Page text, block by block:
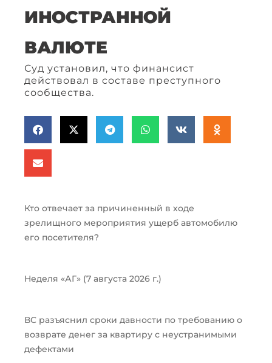
ИНОСТРАННОЙ
ВАЛЮТЕ
Суд установил, что финансист
действовал в составе преступного
сообщества.
Кто отвечает за причиненный в ходе
зрелищного мероприятия ущерб автомобилю
его посетителя?
Неделя «АГ» (7 августа 2026 г.)
ВС разъяснил сроки давности по требованию о
возврате денег за квартиру с неустранимыми
дефектами